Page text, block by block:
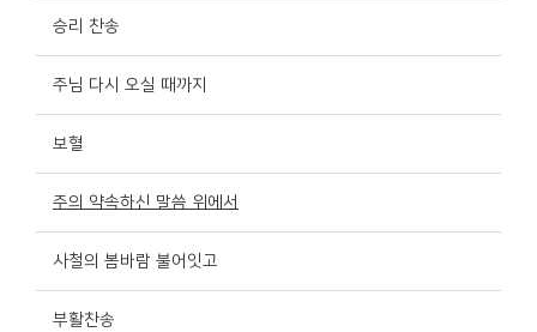
승리 찬송
주님 다시 오실 때까지
보혈
주의 약속하신 말씀 위에서
사철의 봄바람 불어잇고
부활찬송